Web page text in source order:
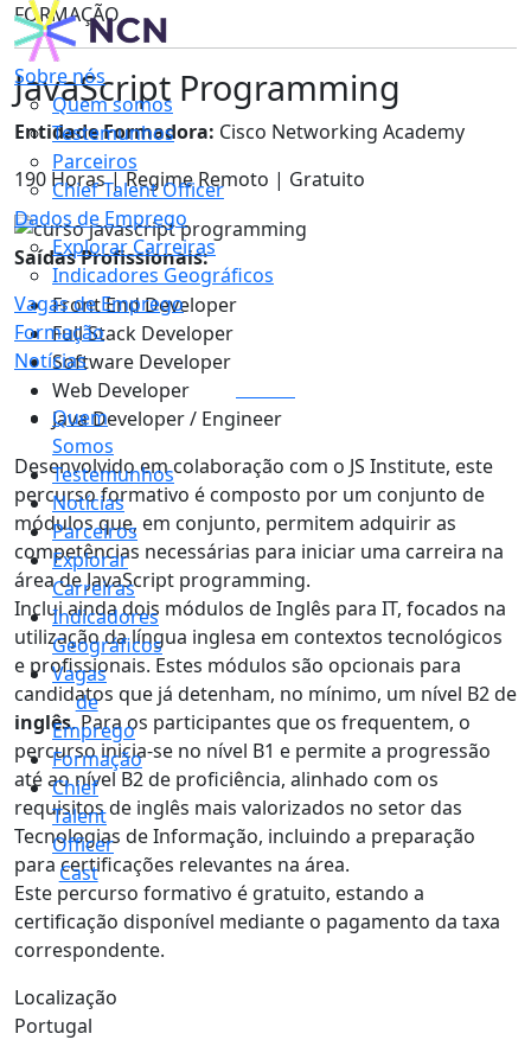
Sobre nós
Quem somos
Testemunhos
Parceiros
Chief Talent Officer
Dados de Emprego
Explorar Carreiras
Indicadores Geográficos
Vagas de Emprego
Formação
Notícias
Quem
Somos
Testemunhos
Notícias
Parceiros
Explorar
Carreiras
Indicadores
Geográficos
Vagas
de
Emprego
Formação
Chief
Talent
Officer
Cast
FORMAÇÃO
JavaScript Programming
Entidade Formadora: Cisco Networking Academy
190 Horas | Regime Remoto | Gratuito
Saídas Profissionais:
Front End Developer
Full Stack Developer
Software Developer
Web Developer
Java Developer / Engineer
Desenvolvido em colaboração com o JS Institute, este
percurso formativo é composto por um conjunto de
módulos que, em conjunto, permitem adquirir as
competências necessárias para iniciar uma carreira na
área de JavaScript programming.
Inclui ainda dois módulos de Inglês para IT, focados na
utilização da língua inglesa em contextos tecnológicos
e profissionais. Estes módulos são opcionais para
candidatos que já detenham, no mínimo, um nível B2 de
inglês. Para os participantes que os frequentem, o
percurso inicia-se no nível B1 e permite a progressão
até ao nível B2 de proficiência, alinhado com os
requisitos de inglês mais valorizados no setor das
Tecnologias de Informação, incluindo a preparação
para certificações relevantes na área.
Este percurso formativo é gratuito, estando a
certificação disponível mediante o pagamento da taxa
correspondente.
Localização
Portugal